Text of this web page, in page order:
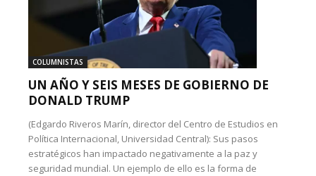
COLUMNISTAS
UN AÑO Y SEIS MESES DE GOBIERNO DE
DONALD TRUMP
(Edgardo Riveros Marín, director del Centro de Estudios en
Política Internacional, Universidad Central): Sus pasos
estratégicos han impactado negativamente a la paz y
seguridad mundial. Un ejemplo de ello es la forma de